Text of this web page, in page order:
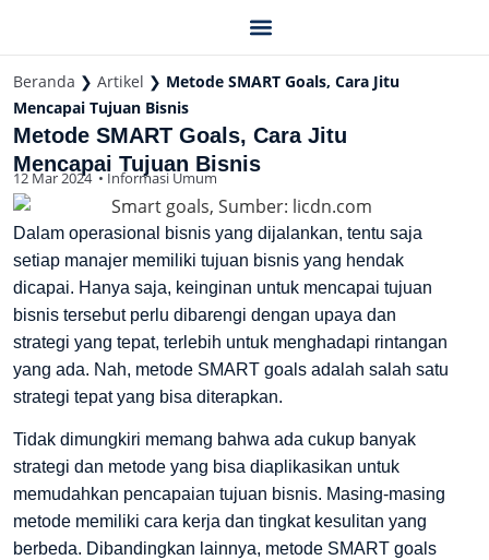
Beranda ❯ Artikel ❯ Metode SMART Goals, Cara Jitu
Mencapai Tujuan Bisnis
Metode SMART Goals, Cara Jitu
Mencapai Tujuan Bisnis
12 Mar 2024 •Informasi Umum
Dalam operasional bisnis yang dijalankan, tentu saja
setiap manajer memiliki tujuan bisnis yang hendak
dicapai. Hanya saja, keinginan untuk mencapai tujuan
bisnis tersebut perlu dibarengi dengan upaya dan
strategi yang tepat, terlebih untuk menghadapi rintangan
yang ada. Nah, metode SMART goals adalah salah satu
strategi tepat yang bisa diterapkan.
Tidak dimungkiri memang bahwa ada cukup banyak
strategi dan metode yang bisa diaplikasikan untuk
memudahkan pencapaian tujuan bisnis. Masing-masing
metode memiliki cara kerja dan tingkat kesulitan yang
berbeda. Dibandingkan lainnya, metode SMART goals